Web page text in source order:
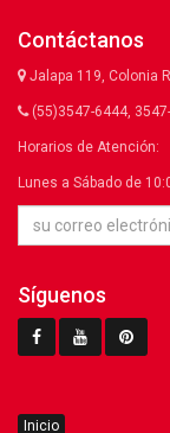
Contáctanos
Jalapa 119, Colonia
(55)3547-6444,
Horarios de Atención:
Lunes a Sábado de
Síguenos
Inicio